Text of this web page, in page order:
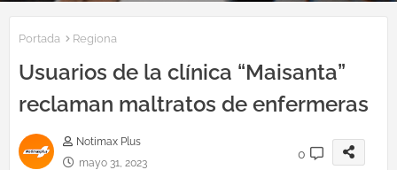
Portada Regiona
Usuarios de la clínica “Maisanta”
reclaman maltratos de enfermeras
Notimax Plus
mayo 31, 2023
0